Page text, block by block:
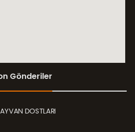
Gönderiler
DOSTLARI